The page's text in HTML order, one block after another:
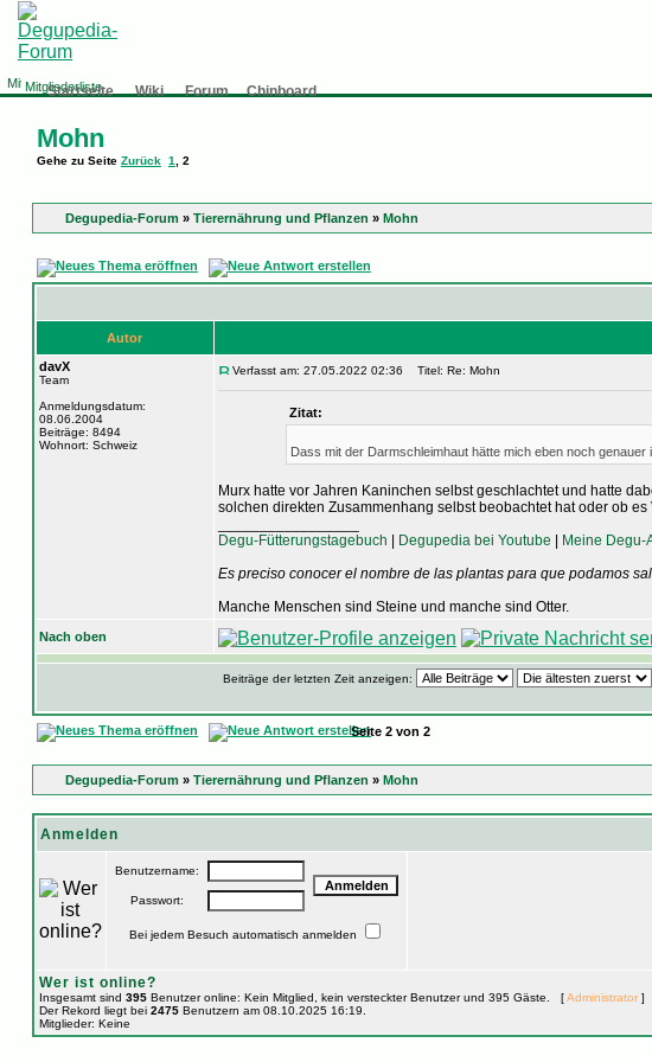
Mitgliederliste
Startseite Wiki Forum Chinboard
Mohn
Gehe zu Seite Zurück 1 2
Degupedia-Forum » Tierernährung und Pflanzen » Mohn
Autor
davX
Team
Anmeldungsdatum:
08.06.2004
Beiträge: 8494
Wohnort: Schweiz
Verfasst am: 27.05.2022 02:36 Titel: Re: Mohn
Zitat:
Dass mit der Darmschleimhaut hätte mich eben noch
Murx hatte vor Jahren Kaninchen selbst geschlachtet und hatte
solchen direkten Zusammenhang selbst beobachtet hat oder ob
Degu-Fütterungstagebuch
Degupedia bei Youtube Meine Degu-
Es preciso conocer el nombre de las plantas para que podamos
Manche Menschen sind Steine und manche sind Otter.
Nach oben
Beiträge der letzten Zeit anzeigen:
Seite 2 von 2
Degupedia-Forum » Tierernährung und Pflanzen » Mohn
Anmelden
Benutzername:
Passwort:
Bei jedem Besuch automatisch anmelden
Wer ist online?
Insgesamt sind 395Benutzer online: Kein Mitglied, kein versteckter Benutzer und 395 Gäste. [Administrator]
Der Rekord liegt bei 2475Benutzern am 08.10.2025 16:19.
Mitglieder: Keine